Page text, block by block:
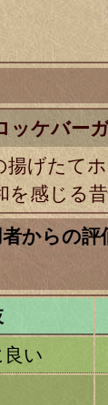
ッケバー
揚げたて
感じる
らの評
い